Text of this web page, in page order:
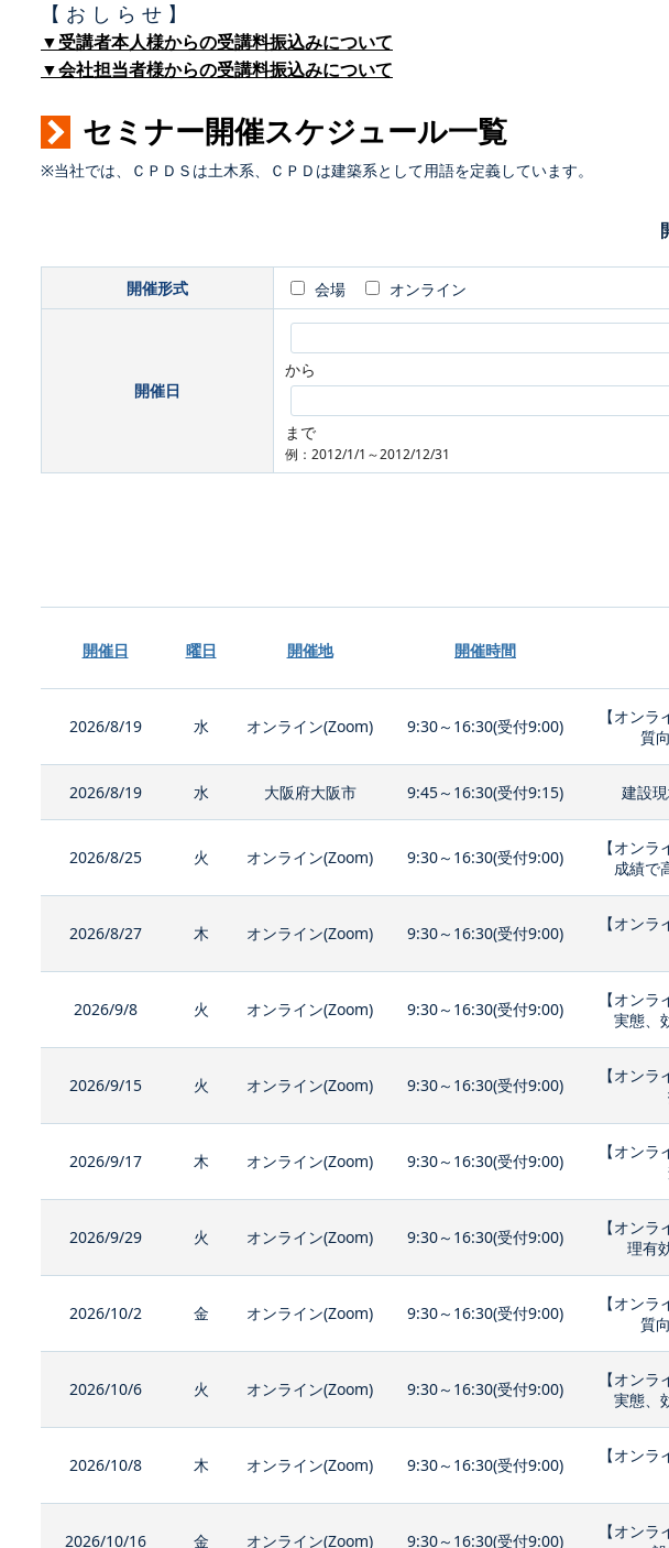
【 お し ら せ 】
▼受講者本人様からの受講料振込みについて
▼会社担当者様からの受講料振込みについて
セミナー開催スケジュール一覧
※当社では、ＣＰＤＳは土木系、ＣＰＤは建築系として用語を定義しています。
開催形式 会場 オンライン
開催日
から
まで
例：2012/1/1～2012/12/31
開催日 曜日 開催地 開催時間
2026/8/19 水 オンライン(Zoom) 9:30～16:30(受付9:00)
【オン
質
2026/8/19 水 大阪府大阪市 9:45～16:30(受付9:15) 建設
2026/8/25 火 オンライン(Zoom) 9:30～16:30(受付9:00)
【オン
成績で
2026/8/27 木 オンライン(Zoom) 9:30～16:30(受付9:00)
【オン
2026/9/8 火 オンライン(Zoom) 9:30～16:30(受付9:00)
【オン
実態、
2026/9/15 火 オンライン(Zoom) 9:30～16:30(受付9:00)
【オン
2026/9/17 木 オンライン(Zoom) 9:30～16:30(受付9:00)
【オン
2026/9/29 火 オンライン(Zoom) 9:30～16:30(受付9:00)
【オン
理有
2026/10/2 金 オンライン(Zoom) 9:30～16:30(受付9:00)
【オン
質
2026/10/6 火 オンライン(Zoom) 9:30～16:30(受付9:00)
【オン
実態、
2026/10/8 木 オンライン(Zoom) 9:30～16:30(受付9:00)
【オン
2026/10/16 金 オンライン(Zoom) 9:30～16:30(受付9:00)
【オン